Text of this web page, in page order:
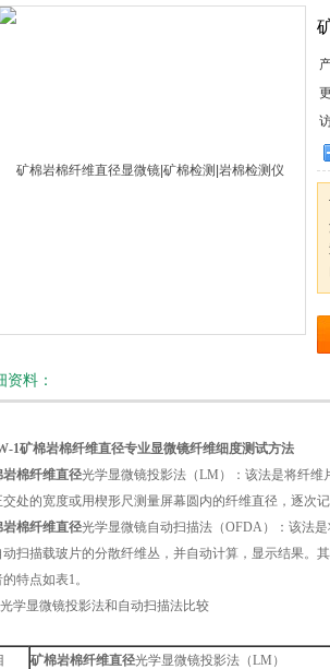
资料：
1矿棉岩棉纤维直径专业显微镜纤维细度测试方法
岩棉纤维直径光学显微镜投影法（LM）：该法是将纤维
交处的宽度或用楔形尺测量屏幕圆内的纤维直径，逐次
岩棉纤维直径光学显微镜自动扫描法（OFDA）：该法
动扫描载玻片的分散纤维丛，并自动计算，显示结果。
特点如表1。
学显微镜投影法和自动扫描法比较
矿棉岩棉纤维直径光学显微镜投影法（LM）